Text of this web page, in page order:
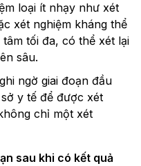
loại ít nhạy như xét
xét nghiệm kháng thể
tối đa, có thể xét lại
sâu.
ngờ giai đoạn đầu
y tế để được xét
chỉ một xét
sau khi có kết quả